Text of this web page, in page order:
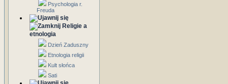
Psychologia r.
Freuda
Religie a
etnologia
Dzień Zaduszny
Etnologia religii
Kult słońca
Sati